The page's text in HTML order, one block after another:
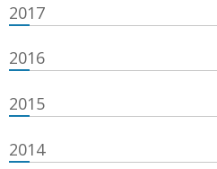
2017
2016
2015
2014